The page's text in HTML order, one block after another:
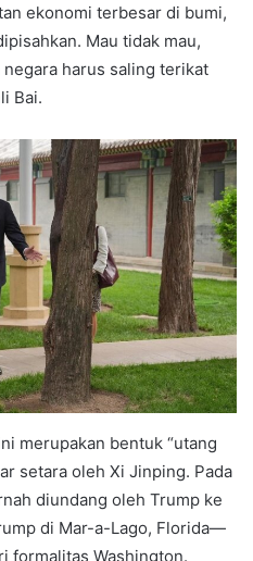
ekonomi terbesar di bumi,
Mau tidak mau,
harus saling terikat
Bai.
merupakan bentuk “utang
setara oleh Xi Jinping. Pada
diundang oleh Trump ke
di Mar-a-Lago, Florida—
formalitas Washington.